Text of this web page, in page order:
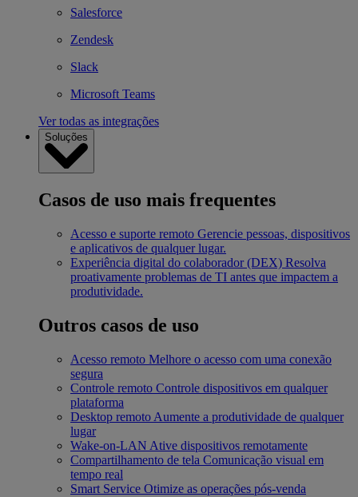
Salesforce
Zendesk
Slack
Microsoft Teams
Ver todas as integrações
Soluções
Casos de uso mais frequentes
Acesso e suporte remoto Gerencie pessoas, dispositivos
e aplicativos de qualquer lugar.
Experiência digital do colaborador (DEX) Resolva
proativamente problemas de TI antes que impactem a
produtividade.
Outros casos de uso
Acesso remoto Melhore o acesso com uma conexão
segura
Controle remoto Controle dispositivos em qualquer
plataforma
Desktop remoto Aumente a produtividade de qualquer
lugar
Wake-on-LAN Ative dispositivos remotamente
Compartilhamento de tela Comunicação visual em
tempo real
Smart Service Otimize as operações pós-venda